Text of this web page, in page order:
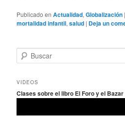
Publicado en Actualidad,Globalización |
mortalidad infantil,salud | Deja un
u
c
r
VIDEOS
Clases sobre el libro El Foro y el Bazar